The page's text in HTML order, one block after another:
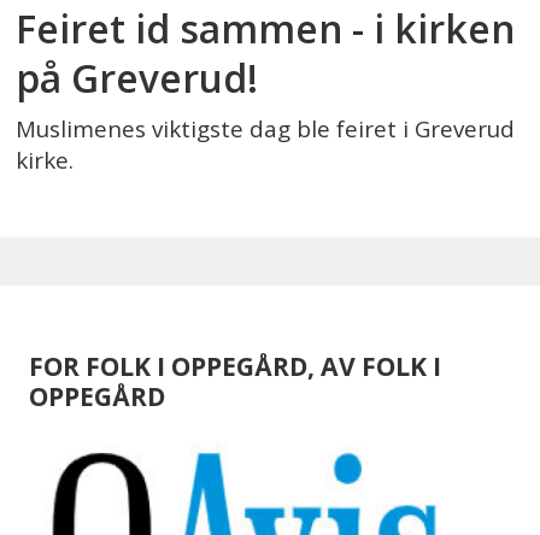
Feiret id sammen - i kirken
på Greverud!
Muslimenes viktigste dag ble feiret i Greverud
kirke.
FOR FOLK I OPPEGÅRD, AV FOLK I
OPPEGÅRD